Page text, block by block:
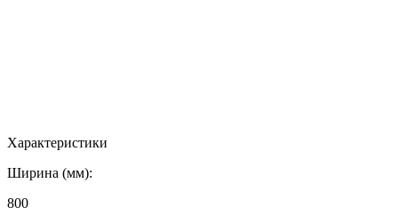
Характеристики
Ширина (мм):
800